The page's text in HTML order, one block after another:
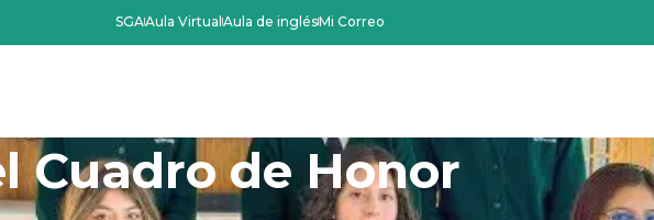
SGAAula Virtual Aula de inglésMi Correo
Cuadro de Honor